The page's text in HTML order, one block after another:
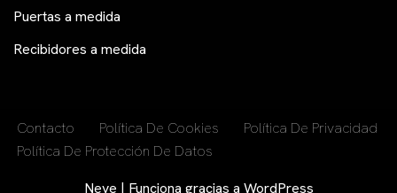
Puertas a medida
Recibidores a medida
Contacto Política De Cookies
Política De Privacidad
Política De Protección De Datos
Neve | Funciona gracias a WordPress